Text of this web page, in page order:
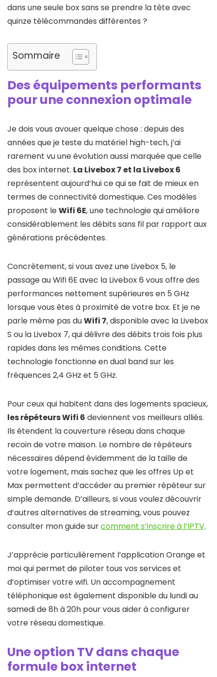
dans une seule box sans se prendre la tête avec
quinze télécommandes différentes ?
Sommaire
Des équipements performants
pour une connexion optimale
Je dois vous avouer quelque chose : depuis des
années que je teste du matériel high-tech, j’ai
rarement vu une évolution aussi marquée que celle
des box internet. La Livebox 7 et la Livebox 6
représentent aujourd’hui ce qui se fait de mieux en
termes de connectivité domestique. Ces modèles
proposent leWifi 6E, une technologie qui améliore
considérablement les débits sans fil par rapport aux
générations précédentes.
Concrètement, si vous avez une Livebox 5, le
passage au Wifi 6E avec la Livebox 6 vous offre des
performances nettement supérieures en 5 GHz
lorsque vous êtes à proximité de votre box. Et je ne
parle même pas duWifi 7, disponible avec la Livebox
S ou la Livebox 7, qui délivre des débits trois fois plus
rapides dans les mêmes conditions. Cette
technologie fonctionne en dual band sur les
fréquences 2,4 GHz et 5 GHz.
Pour ceux qui habitent dans des logements spacieux,
les répéteurs Wifi 6 deviennent vos meilleurs alliés.
Ils étendent la couverture réseau dans chaque
recoin de votre maison. Le nombre de répéteurs
nécessaires dépend évidemment de la taille de
votre logement, mais sachez que les offres Up et
Max permettent d’accéder au premier répéteur sur
simple demande. D’ailleurs, si vous voulez découvrir
d’autres alternatives de streaming, vous pouvez
consulter mon guide surcomment s’inscrire à l’IPTV.
J’apprécie particulièrement l’application Orange et
moi qui permet de piloter tous vos services et
d’optimiser votre wifi. Un accompagnement
téléphonique est également disponible du lundi au
samedi de 8h à 20h pour vous aider à configurer
votre réseau domestique.
Une option TV dans chaque
formule box internet